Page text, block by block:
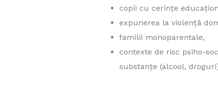
copii cu cerințe
expunerea la violență
familii monoparentale,
contexte de risc psiho-
substanțe (alcool,